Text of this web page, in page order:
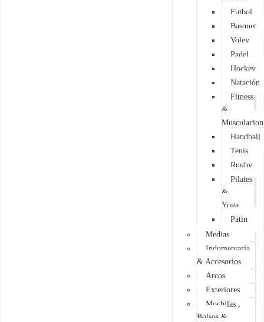
Futbol
Basquet
Voley
Padel
Hockey
Natación
Fitness
&
Musculacion
Handball
Tenis
Rugby
Pilates
&
Yoga
Patin
Medias
Indumentaria
& Accesorios
Arcos
Exteriores
Mochilas ,
Bolsos &